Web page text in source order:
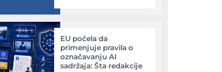
EU počela da
primenjuje pravila o
označavanju AI
sadržaja: Šta redakcije